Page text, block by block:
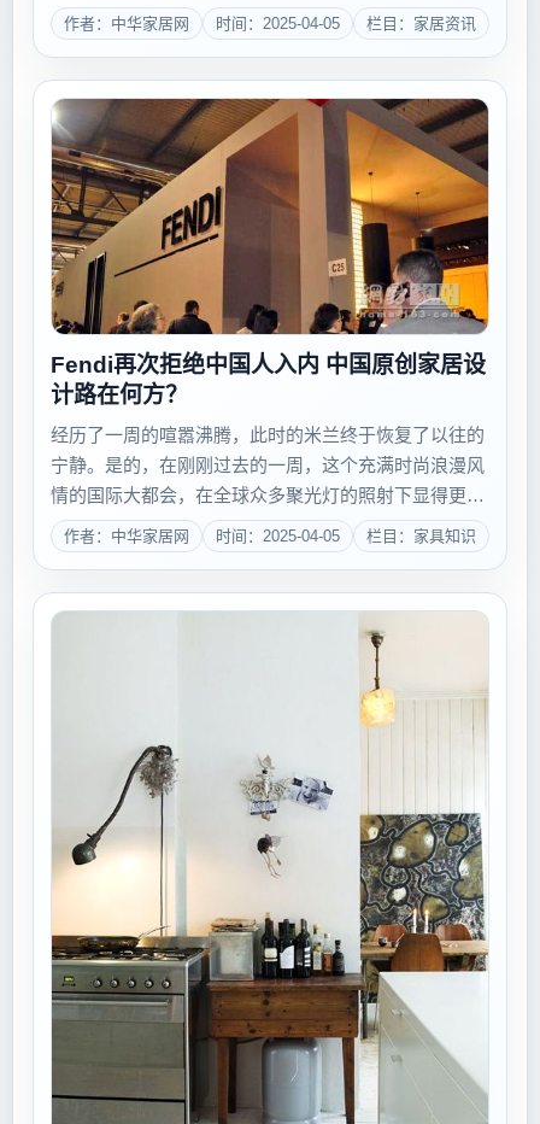
到了推动室内设计发展的作用，甚至可以说，室内设计
最初，就是表现在家居设计上的，这不难从室内设计的
作者：中华家居网 时间：2025-04-05 栏目：家居资讯
Fendi再次拒绝中国人入内 中国原创家居设
计路在何方？
经历了一周的喧嚣沸腾，此时的米兰终于恢复了以往的
宁静。是的，在刚刚过去的一周，这个充满时尚浪漫风
情的国际大都会，在全球众多聚光灯的照射下显得更加
熠熠夺目。全世界的设计爱好者纷至沓来，疯狂得享受
着设计界一年一次的饕餮盛宴。受欧债危机影响 2012
作者：中华家居网 时间：2025-04-05 栏目：家具知识